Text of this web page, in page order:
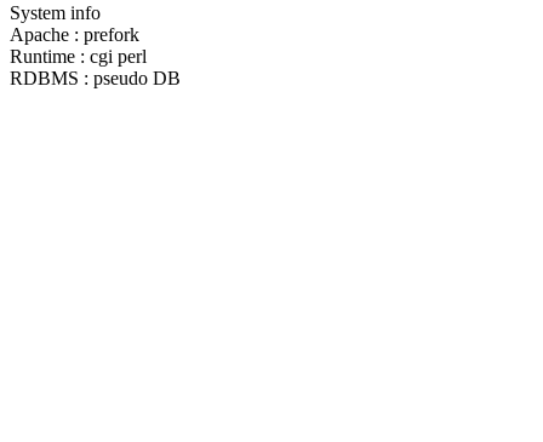
System info
Apache : prefork
Runtime : cgi perl
RDBMS : pseudo DB